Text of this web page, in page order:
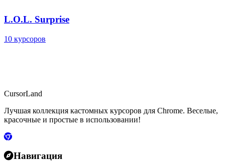
L.O.L. Surprise
10 курсоров
CursorLand
Лучшая коллекция кастомных курсоров для Chrome. Веселые,
красочные и простые в использовании!
Навигация